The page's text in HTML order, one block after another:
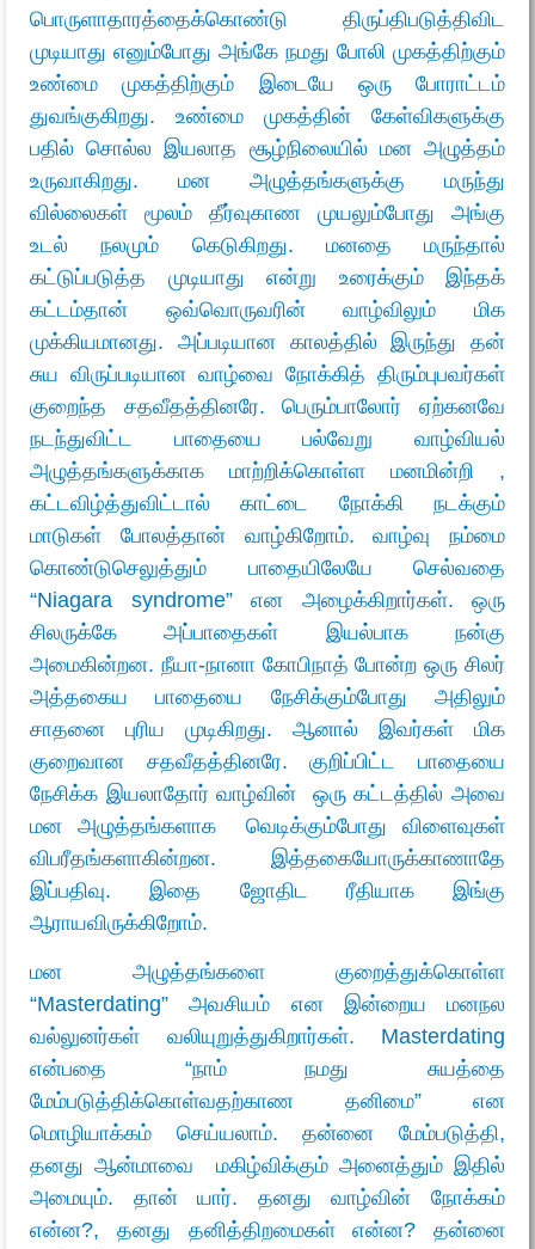
பொருளாதாரத்தைக்கொண்டு திருப்திபடுத்திவிட
முடியாது எனும்போது அங்கே நமது போலி முகத்திற்கும்
உண்மை முகத்திற்கும் இடையே ஒரு போராட்டம்
துவங்குகிறது. உண்மை முகத்தின் கேள்விகளுக்கு
பதில் சொல்ல இயலாத சூழ்நிலையில் மன அழுத்தம்
உருவாகிறது. மன அழுத்தங்களுக்கு மருந்து
வில்லைகள் மூலம் தீர்வுகாண முயலும்போது அங்கு
உடல் நலமும் கெடுகிறது. மனதை மருந்தால்
கட்டுப்படுத்த முடியாது என்று உரைக்கும் இந்தக்
கட்டம்தான் ஒவ்வொருவரின் வாழ்விலும் மிக
முக்கியமானது. அப்படியான காலத்தில் இருந்து தன்
சுய விருப்படியான வாழ்வை நோக்கித் திரும்புபவர்கள்
குறைந்த சதவீதத்தினரே. பெரும்பாலோர் ஏற்கனவே
நடந்துவிட்ட பாதையை பல்வேறு வாழ்வியல்
அழுத்தங்களுக்காக மாற்றிக்கொள்ள மனமின்றி ,
கட்டவிழ்த்துவிட்டால் காட்டை நோக்கி நடக்கும்
மாடுகள் போலத்தான் வாழ்கிறோம். வாழ்வு நம்மை
கொண்டுசெலுத்தும் பாதையிலேயே செல்வதை
“Niagara syndrome” என அழைக்கிறார்கள். ஒரு
சிலருக்கே அப்பாதைகள் இயல்பாக நன்கு
அமைகின்றன. நீயா-நானா கோபிநாத் போன்ற ஒரு சிலர்
அத்தகைய பாதையை நேசிக்கும்போது அதிலும்
சாதனை புரிய முடிகிறது. ஆனால் இவர்கள் மிக
குறைவான சதவீதத்தினரே. குறிப்பிட்ட பாதையை
நேசிக்க இயலாதோர் வாழ்வின் ஒரு கட்டத்தில் அவை
மன அழுத்தங்களாக வெடிக்கும்போது விளைவுகள்
விபரீதங்களாகின்றன. இத்தகையோருக்காணாதே
இப்பதிவு. இதை ஜோதிட ரீதியாக இங்கு
ஆராயவிருக்கிறோம்.
மன அழுத்தங்களை குறைத்துக்கொள்ள
“Masterdating” அவசியம் என இன்றைய மனநல
வல்லுனர்கள் வலியுறுத்துகிறார்கள். Masterdating
என்பதை “நாம் நமது சுயத்தை
மேம்படுத்திக்கொள்வதற்காண தனிமை” என
மொழியாக்கம் செய்யலாம். தன்னை மேம்படுத்தி,
தனது ஆன்மாவை மகிழ்விக்கும் அனைத்தும் இதில்
அமையும். தான் யார். தனது வாழ்வின் நோக்கம்
என்ன?, தனது தனித்திறமைகள் என்ன? தன்னை